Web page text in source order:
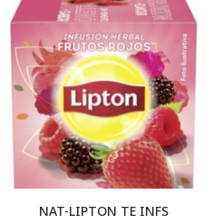
NAT-LIPTON TE INFS